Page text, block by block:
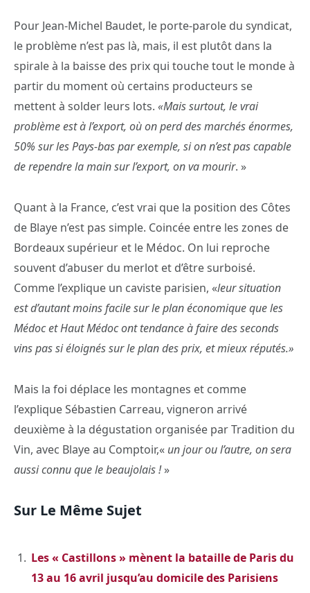
Pour Jean-Michel Baudet, le porte-parole du syndicat,
le problème n’est pas là, mais, il est plutôt dans la
spirale à la baisse des prix qui touche tout le monde à
partir du moment où certains producteurs se
mettent à solder leurs lots. «Mais surtout, le vrai
problème est à l’export, où on perd des marchés énormes,
50% sur les Pays-bas par exemple, si on n’est pas capable
de rependre la main sur l’export, on va mourir. »
Quant à la France, c’est vrai que la position des Côtes
de Blaye n’est pas simple. Coincée entre les zones de
Bordeaux supérieur et le Médoc. On lui reproche
souvent d’abuser du merlot et d’être surboisé.
Comme l’explique un caviste parisien, «leur situation
est d’autant moins facile sur le plan économique que les
Médoc et Haut Médoc ont tendance à faire des seconds
vins pas si éloignés sur le plan des prix, et mieux réputés.»
Mais la foi déplace les montagnes et comme
l’explique Sébastien Carreau, vigneron arrivé
deuxième à la dégustation organisée par Tradition du
Vin, avec Blaye au Comptoir,« un jour ou l’autre, on sera
aussi connu que le beaujolais !»
Sur Le Même Sujet
Les « Castillons » mènent la bataille de Paris du
13 au 16 avril jusqu’au domicile des Parisiens